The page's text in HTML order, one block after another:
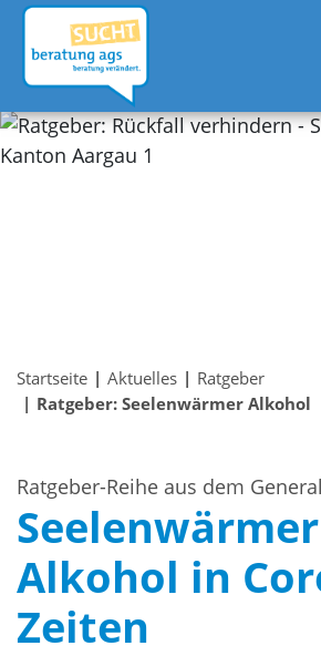
Startseite Aktuelles
Ratgeber
Ratgeber: Seelenwärmer Alkohol
Ratgeber-Reihe aus dem
Seelenwärmer
Alkohol in
Zeiten